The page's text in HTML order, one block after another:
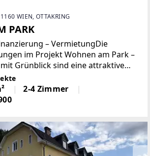
WIEN, OTTAKRING
PARK
– VermietungDie
im Projekt Wohnen am Park –
Grünblick sind eine attraktive
die eigene Zukunft vorzusorgen
Generationen garantiert!In
2-4 Zimmer